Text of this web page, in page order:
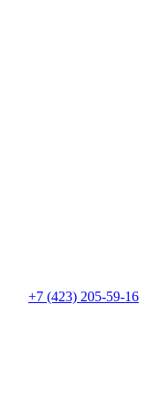
+7 (423) 205-59-16